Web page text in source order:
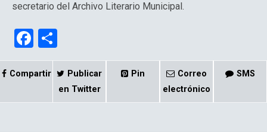
secretario del Archivo Literario Municipal.
F
a
ce
o
m
p
Compartir
Publicar
en Twitter
Pin
Correo
electrónico
SMS